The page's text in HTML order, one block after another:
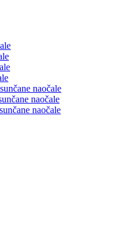
naočale
naočale
naočale